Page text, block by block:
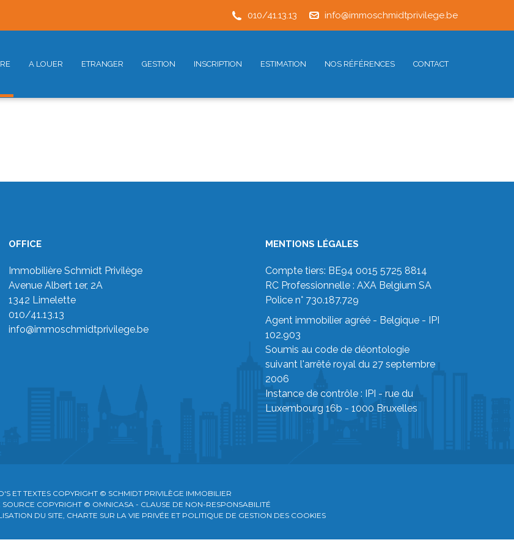
info@immoschmidtprivilege.be
010/41.13.13
A LOUER ETRANGER GESTION INSCRIPTION ESTIMATION NOS RÉFÉRENCES CONTACT
OFFICE
Immobilière Schmidt Privilège
Avenue Albert 1er, 2A
1342 Limelette
010/41.13.13
info@immoschmidtprivilege.be
MENTIONS LÉGALES
Compte tiers: BE94 0015 5725 8814
RC Professionnelle : AXA Belgium SA
Police n° 730.187.729
Agent immobilier agréé - Belgique - IPI
102.903
Soumis au code de déontologie
suivant l'arrêté royal du 27 septembre
2006
Instance de contrôle : IPI - rue du
Luxembourg 16b - 1000 Bruxelles
ET TEXTES COPYRIGHT © SCHMIDT PRIVILÈGE IMMOBILIER
SOURCE COPYRIGHT © OMNICASA - CLAUSE DE NON-RESPONSABILITÉ
DU SITE, CHARTE SUR LA VIE PRIVÉE ET POLITIQUE DE GESTION DES COOKIES